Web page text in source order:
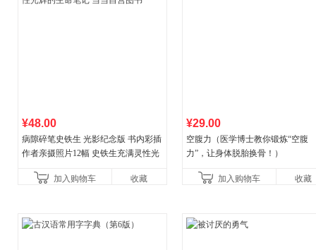
¥48.00
病隙碎笔史铁生 光影纪念版 书内彩插
作者亲摄照片12幅 史铁生充满灵性光
加入购物车
收藏
¥29.00
空腹力（医学博士教你锻炼“空腹
力”，让身体脱胎换骨！）
加入购物车 收藏